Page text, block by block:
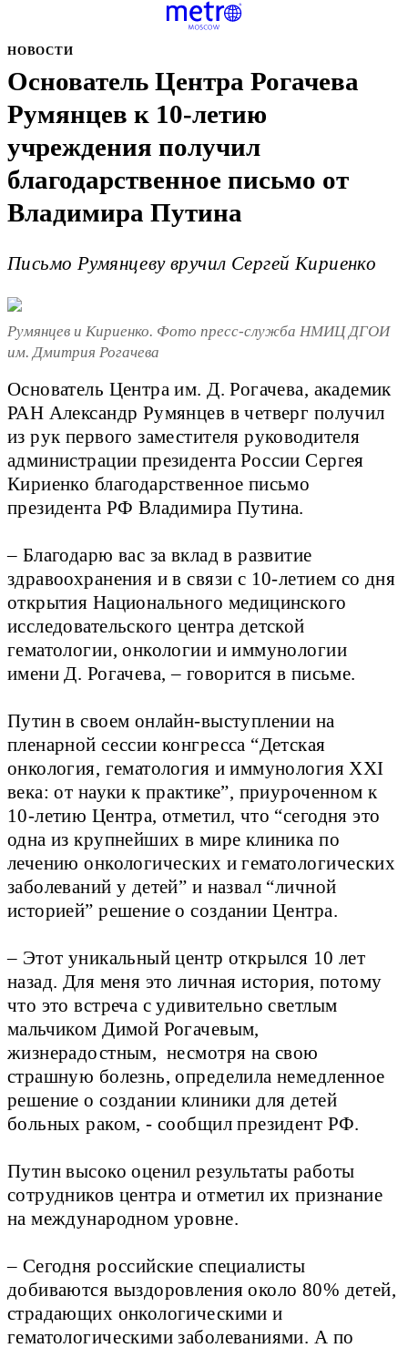
НОВОСТИ
Основатель Центра Рогачева
Румянцев к 10-летию
учреждения получил
благодарственное письмо от
Владимира Путина
Письмо Румянцеву вручил Сергей Кириенко
Румянцев и Кириенко. Фото пресс-служба НМИЦ ДГОИ
им. Дмитрия Рогачева
Основатель Центра им. Д. Рогачева, академик
РАН Александр Румянцев в четверг получил
из рук первого заместителя руководителя
администрации президента России Сергея
Кириенко благодарственное письмо
президента РФ Владимира Путина.
– Благодарю вас за вклад в развитие
здравоохранения и в связи с 10-летием со дня
открытия Национального медицинского
исследовательского центра детской
гематологии, онкологии и иммунологии
имени Д. Рогачева, – говорится в письме.
Путин в своем онлайн-выступлении на
пленарной сессии конгресса “Детская
онкология, гематология и иммунология XXI
века: от науки к практике”, приуроченном к
10-летию Центра, отметил, что “сегодня это
одна из крупнейших в мире клиника по
лечению онкологических и гематологических
заболеваний у детей” и назвал “личной
историей” решение о создании Центра.
– Этот уникальный центр открылся 10 лет
назад. Для меня это личная история, потому
что это встреча с удивительно светлым
мальчиком Димой Рогачевым,
жизнерадостным, несмотря на свою
страшную болезнь, определила немедленное
решение о создании клиники для детей
больных раком, - сообщил президент РФ.
Путин высоко оценил результаты работы
сотрудников центра и отметил их признание
на международном уровне.
– Сегодня российские специалисты
добиваются выздоровления около 80% детей,
страдающих онкологическими и
гематологическими заболеваниями. А по